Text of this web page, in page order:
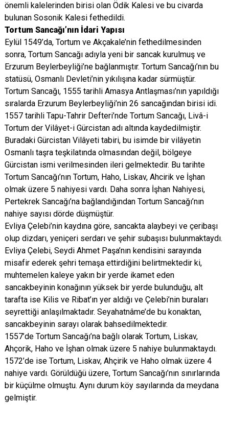
önemli kalelerinden birisi olan Ödik Kalesi ve bu civarda
bulunan Sosonik Kalesi fethedildi.
Tortum Sancağı’nın İdari Yapısı
Eylül 1549’da, Tortum ve Akçakale’nin fethedilmesinden
sonra, Tortum Sancağı adıyla yeni bir sancak kurulmuş ve
Erzurum Beylerbeyliği’ne bağlanmıştır. Tortum Sancağı’nın bu
statüsü, Osmanlı Devleti’nin yıkılışına kadar sürmüştür.
Tortum Sancağı, 1555 tarihli Amasya Antlaşması’nın yapıldığı
sıralarda Erzurum Beylerbeyliği’nin 26 sancağından birisi idi.
1557 tarihli Tapu-Tahrir Defteri’nde Tortum Sancağı, Livâ-i
Tortum der Vilâyet-i Gürcistan adı altında kaydedilmiştir.
Buradaki Gürcistan Vilâyeti tabiri, bu isimde bir vilâyetin
Osmanlı taşra teşkilatında olmasından değil, bölgeye
Gürcistan ismi verilmesinden ileri gelmektedir. Bu tarihte
Tortum Sancağı’nın Tortum, Haho, Liskav, Ahcirik ve İşhan
olmak üzere 5 nahiyesi vardı. Daha sonra İşhan Nahiyesi,
Pertekrek Sancağı’na bağlandığından Tortum Sancağı’nın
nahiye sayısı dörde düşmüştür.
Evliya Çelebi’nin kaydına göre, sancakta alaybeyi ve çeribaşı
olup dizdarı, yeniçeri serdarı ve şehir subaşısı bulunmaktaydı.
Evliya Çelebi, Seydi Ahmet Paşa’nın kendisini sarayında
misafir ederek şehri temaşa ettirdiğini belirtmektedir ki,
muhtemelen kaleye yakın bir yerde ikamet eden
sancakbeyinin konağının yüksek bir yerde bulunduğu, alt
tarafta ise Kilis ve Ribat’ın yer aldığı ve Çelebi’nin buraları
seyrettiği anlaşılmaktadır. Seyahatnâme’de bu konaktan,
sancakbeyinin sarayı olarak bahsedilmektedir.
1557’de Tortum Sancağı’na bağlı olarak Tortum, Liskav,
Ahçorik, Haho ve İşhan olmak üzere 5 nahiye bulunmaktaydı.
1572’de ise Tortum, Liskav, Ahçirik ve Haho olmak üzere 4
nahiye vardı. Görüldüğü üzere, Tortum Sancağı’nın sınırlarında
bir küçülme olmuştu. Aynı durum köy sayılarında da meydana
gelmiştir.